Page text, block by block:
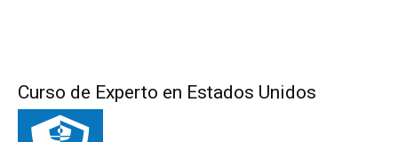
Curso de Experto en Estados Unidos